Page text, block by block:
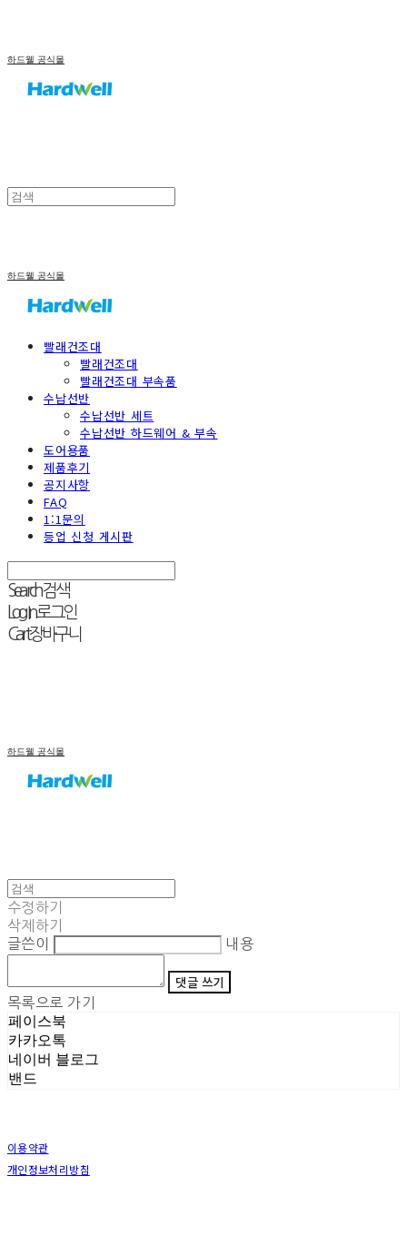
하드웰 공식몰
하드웰 공식몰
빨래건조대
빨래건조대
빨래건조대 부속품
수납선반
수납선반 세트
수납선반 하드웨어 & 부속
도어용품
제품후기
공지사항
FAQ
1:1문의
등업 신청 게시판
Search검색
Log In로그인
Cart장바구니
하드웰 공식몰
수정하기
삭제하기
글쓴이
내용
댓글 쓰기
목록으로 가기
페이스북
카카오톡
네이버 블로그
밴드
이용약관
개인정보처리방침